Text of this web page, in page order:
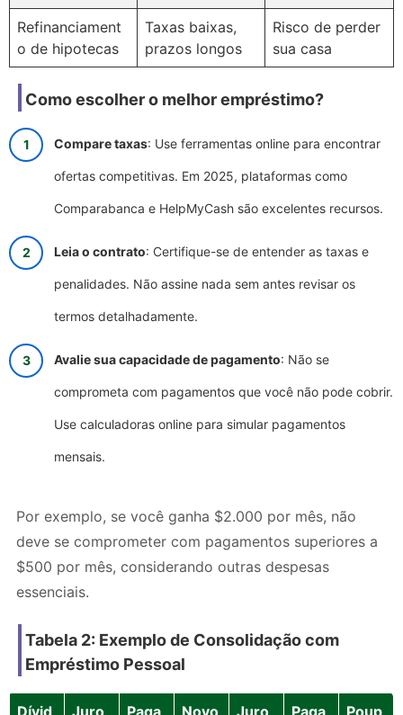
Refinanciament
o de hipotecas
Taxas baixas,
prazos longos
Risco de perder
sua casa
Como escolher o melhor empréstimo?
Compare taxas: Use ferramentas online para encontrar
ofertas competitivas. Em 2025, plataformas como
Comparabanca e HelpMyCash são excelentes recursos.
Leia o contrato: Certifique-se de entender as taxas e
penalidades. Não assine nada sem antes revisar os
termos detalhadamente.
Avalie sua capacidade de pagamento: Não se
comprometa com pagamentos que você não pode cobrir.
Use calculadoras online para simular pagamentos
mensais.
Por exemplo, se você ganha $2.000 por mês, não
deve se comprometer com pagamentos superiores a
$500 por mês, considerando outras despesas
essenciais.
Tabela 2: Exemplo de Consolidação com
Empréstimo Pessoal
Dívid Juro Paga Novo Juro Paga Poup